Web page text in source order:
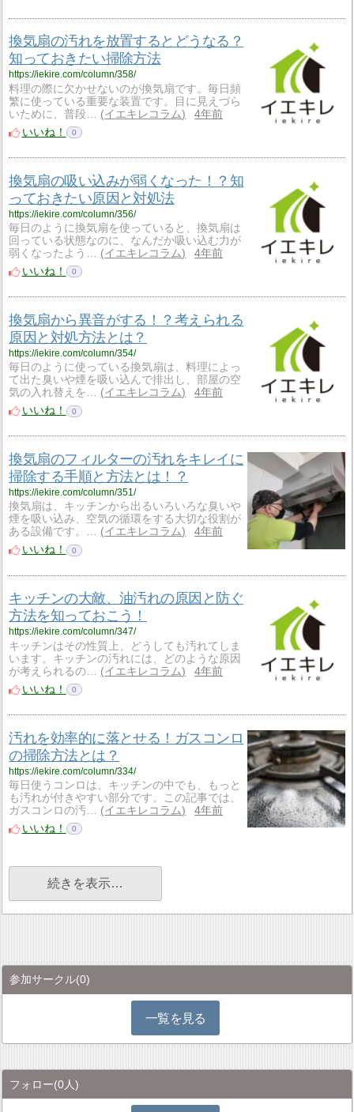
換気扇の汚れを放置するとどうなる？
知っておきたい掃除方法
https://iekire.com/column/358/
料理の際に欠かせないのが換気扇です。毎日頻
繁に使っている重要な装置です。目に見えづら
いために、普段…
イエキレコラム
4年前
いいね！
0
換気扇の吸い込みが弱くなった！？知
っておきたい原因と対処法
https://iekire.com/column/356/
毎日のように換気扇を使っていると、換気扇は
回っている状態なのに、なんだか吸い込む力が
弱くなったよう…
イエキレコラム
4年前
いいね！
0
換気扇から異音がする！？考えられる
原因と対処方法とは？
https://iekire.com/column/354/
毎日のように使っている換気扇は、料理によっ
て出た臭いや煙を吸い込んで排出し、部屋の空
気の入れ替えを…
イエキレコラム
4年前
いいね！
0
換気扇のフィルターの汚れをキレイに
掃除する手順と方法とは！？
https://iekire.com/column/351/
換気扇は、キッチンから出るいろいろな臭いや
煙を吸い込み、空気の循環をする大切な役割が
ある設備です。…
イエキレコラム
4年前
いいね！
0
キッチンの大敵、油汚れの原因と防ぐ
方法を知っておこう！
https://iekire.com/column/347/
キッチンはその性質上、どうしても汚れてしま
います。キッチンの汚れには、どのような原因
が考えられるの…
イエキレコラム
4年前
いいね！
0
汚れを効率的に落とせる！ガスコンロ
の掃除方法とは？
https://iekire.com/column/334/
毎日使うコンロは、キッチンの中でも、もっと
も汚れが付きやすい部分です。この記事では、
ガスコンロの汚…
イエキレコラム
4年前
いいね！
0
続きを表示…
参加サークル(0)
一覧を見る
フォロー(0人)